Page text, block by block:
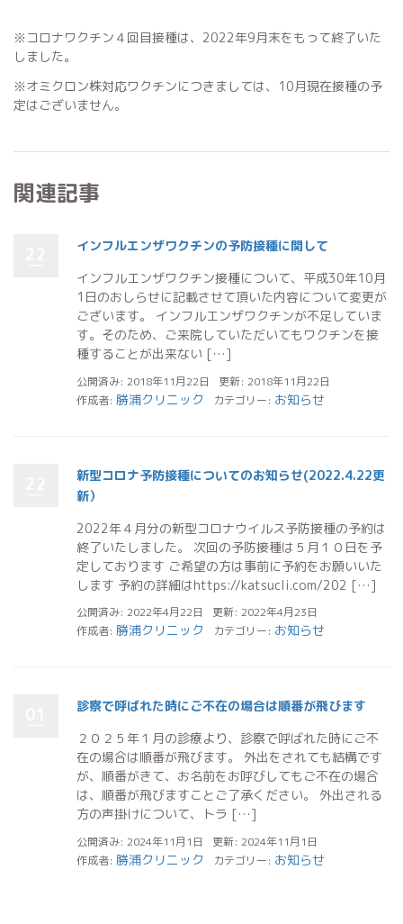
※コロナワクチン４回目接種は、2022年9月末をもって終了いた
しました。
※オミクロン株対応ワクチンにつきましては、10月現在接種の予
定はございません。
関連記事
インフルエンザワクチンの予防接種に関して
インフルエンザワクチン接種について、平成30年10月
1日のおしらせに記載させて頂いた内容について変更が
ございます。 インフルエンザワクチンが不足していま
す。そのため、ご来院していただいてもワクチンを接
種することが出来ない […]
公開済み: 2018年11月22日
更新: 2018年11月22日
作成者: 勝浦クリニック カテゴリー: お知らせ
新型コロナ予防接種についてのお知らせ(2022.4.22更
新）
2022年４月分の新型コロナウイルス予防接種の予約は
終了いたしました。 次回の予防接種は５月１０日を予
定しております ご希望の方は事前に予約をお願いいた
します 予約の詳細はhttps://katsucli.com/202 […]
公開済み: 2022年4月22日
更新: 2022年4月23日
作成者: 勝浦クリニック カテゴリー: お知らせ
診察で呼ばれた時にご不在の場合は順番が飛びます
２０２５年１月の診療より、診察で呼ばれた時にご不
在の場合は順番が飛びます。 外出をされても結構です
が、順番がきて、お名前をお呼びしてもご不在の場合
は、順番が飛びますことご了承ください。 外出される
方の声掛けについて、トラ […]
公開済み: 2024年11月1日
更新: 2024年11月1日
作成者: 勝浦クリニック カテゴリー: お知らせ